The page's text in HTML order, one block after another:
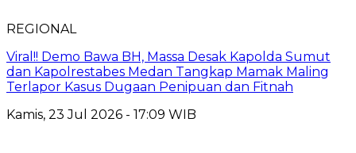
REGIONAL
Viral!! Demo Bawa BH, Massa Desak Kapolda Sumut
dan Kapolrestabes Medan Tangkap Mamak Maling
Terlapor Kasus Dugaan Penipuan dan Fitnah
Kamis, 23 Jul 2026 - 17:09 WIB